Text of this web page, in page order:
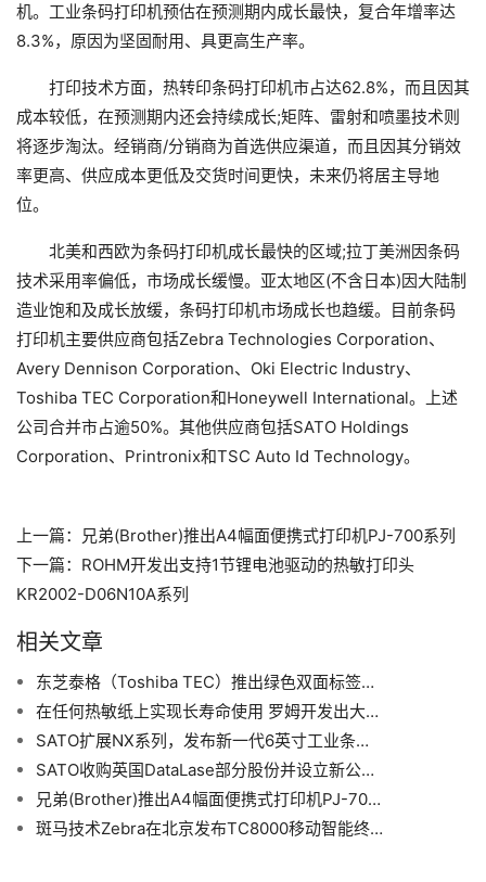
机。工业条码打印机预估在预测期内成长最快，复合年增率达
8.3%，原因为坚固耐用、具更高生产率。
打印技术方面，热转印条码打印机市占达62.8%，而且因其
成本较低，在预测期内还会持续成长;矩阵、雷射和喷墨技术则
将逐步淘汰。经销商/分销商为首选供应渠道，而且因其分销效
率更高、供应成本更低及交货时间更快，未来仍将居主导地
位。
北美和西欧为条码打印机成长最快的区域;拉丁美洲因条码
技术采用率偏低，市场成长缓慢。亚太地区(不含日本)因大陆制
造业饱和及成长放缓，条码打印机市场成长也趋缓。目前条码
打印机主要供应商包括Zebra Technologies Corporation、
Avery Dennison Corporation、Oki Electric Industry、
Toshiba TEC Corporation和Honeywell International。上述
公司合并市占逾50%。其他供应商包括SATO Holdings
Corporation、Printronix和TSC Auto Id Technology。
上一篇：
兄弟(Brother)推出A4幅面便携式打印机PJ-700系列
下一篇： ROHM开发出支持1节锂电池驱动的热敏打印头
KR2002-D06N10A系列
相关文章
东芝泰格（Toshiba TEC）推出绿色双面标签打印机DB-EA4D
在任何热敏纸上实现长寿命使用 罗姆开发出大幅提高了耐磨性的热敏打印头
SATO扩展NX系列，发布新一代6英寸工业条码打印机
SATO收购英国DataLase部分股份并设立新公司 为亚洲引进革命性激光标码技术
兄弟(Brother)推出A4幅面便携式打印机PJ-700系列
斑马技术Zebra在北京发布TC8000移动智能终端